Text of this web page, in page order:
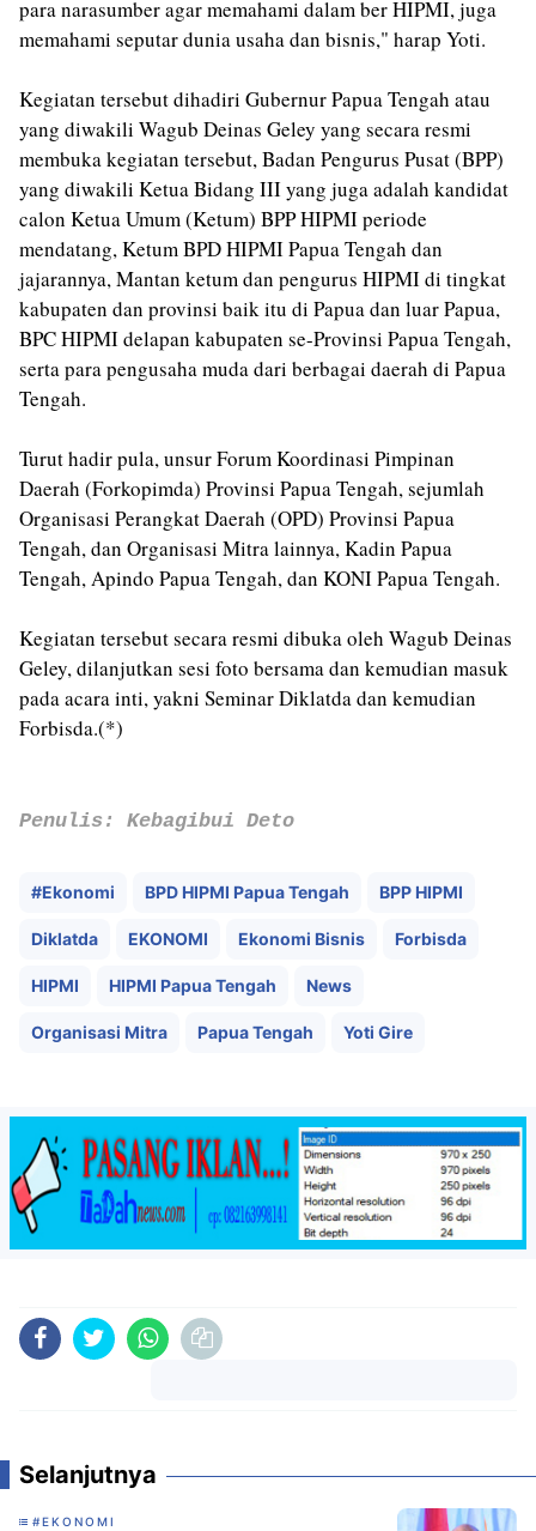
para narasumber agar memahami dalam ber HIPMI, juga
memahami seputar dunia usaha dan bisnis," harap Yoti.
‎Kegiatan tersebut dihadiri Gubernur Papua Tengah atau
yang diwakili Wagub Deinas Geley yang secara resmi
membuka kegiatan tersebut, Badan Pengurus Pusat (BPP)
yang diwakili Ketua Bidang III yang juga adalah kandidat
calon Ketua Umum (Ketum) BPP HIPMI periode
mendatang, Ketum BPD HIPMI Papua Tengah dan
jajarannya, Mantan ketum dan pengurus HIPMI di tingkat
kabupaten dan provinsi baik itu di Papua dan luar Papua,
BPC HIPMI delapan kabupaten se-Provinsi Papua Tengah,
serta para pengusaha muda dari berbagai daerah di Papua
Tengah.
Turut hadir pula, unsur Forum Koordinasi Pimpinan
Daerah (Forkopimda) Provinsi Papua Tengah, sejumlah
Organisasi Perangkat Daerah (OPD) Provinsi Papua
Tengah, dan Organisasi Mitra lainnya, Kadin Papua
Tengah, Apindo Papua Tengah, dan KONI Papua Tengah.
Kegiatan tersebut secara resmi dibuka oleh Wagub Deinas
Geley, dilanjutkan sesi foto bersama dan kemudian masuk
pada acara inti, yakni Seminar Diklatda dan kemudian
Forbisda.(*)
Penulis: Kebagibui Deto
#Ekonomi BPD HIPMI Papua Tengah BPP HIPMI
Diklatda EKONOMI Ekonomi Bisnis Forbisda
HIPMI HIPMI Papua Tengah News
Organisasi Mitra Papua Tengah Yoti Gire
Selanjutnya
#EKONOMI